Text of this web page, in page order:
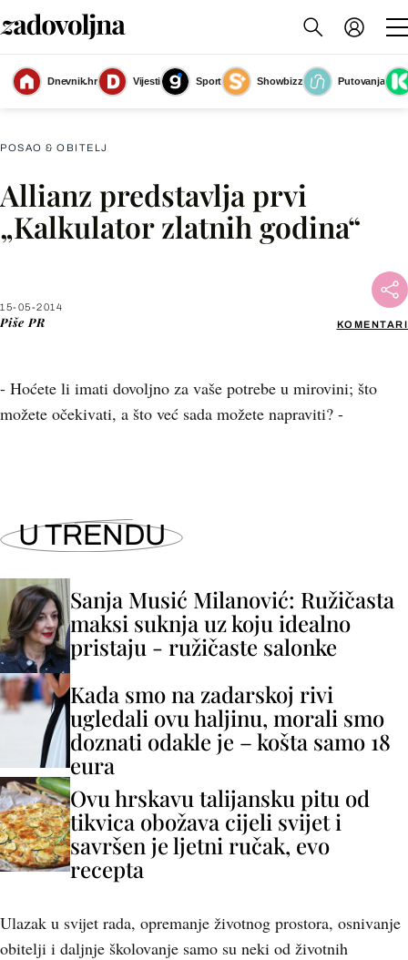
Dnevnik.hr Vijesti Sport Showbizz
Putovanja
Slika nije dostupna
POSAO & OBITELJ
Allianz predstavlja prvi
„Kalkulator zlatnih godina“
15-05-2014
Piše PR KOMENTARI
- Hoćete li imati dovoljno za vaše potrebe u mirovini; što
možete očekivati, a što već sada možete napraviti? -
Facebook
U TRENDU
Sanja Musić Milanović: Ružičasta
maksi suknja uz koju idealno
pristaju - ružičaste salonke
Kada smo na zadarskoj rivi
ugledali ovu haljinu, morali smo
doznati odakle je – košta samo 18
eura
Ovu hrskavu talijansku pitu od
tikvica obožava cijeli svijet i
savršen je ljetni ručak, evo
recepta
Ulazak u svijet rada, opremanje životnog prostora, osnivanje
obitelji i daljnje školovanje samo su neki od životnih